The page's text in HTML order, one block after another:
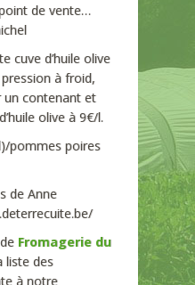
de vente…
cuve d’huile olive
à froid,
un contenant et
olive à 9€/l.
pommes poires
de Anne
Fromagerie du
liste des
à notre